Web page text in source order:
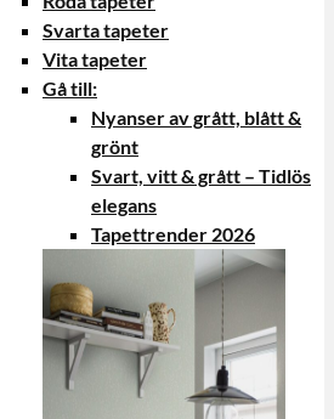
Svarta tapeter
Vita tapeter
Gå till:
Nyanser av grått, blått &
grönt
Svart, vitt & grått – Tidlös
elegans
Tapettrender 2026